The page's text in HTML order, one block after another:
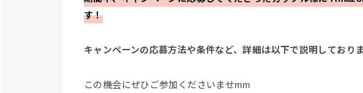
す！
キャンペーンの応募方法や条件など、詳細は以下で説明しておりま
この機会にぜひご参加くださいませmm